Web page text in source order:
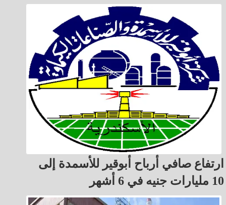
ارتفاع صافي أرباح أبوقير للأسمدة إلى
10 مليارات جنيه في 6 أشهر